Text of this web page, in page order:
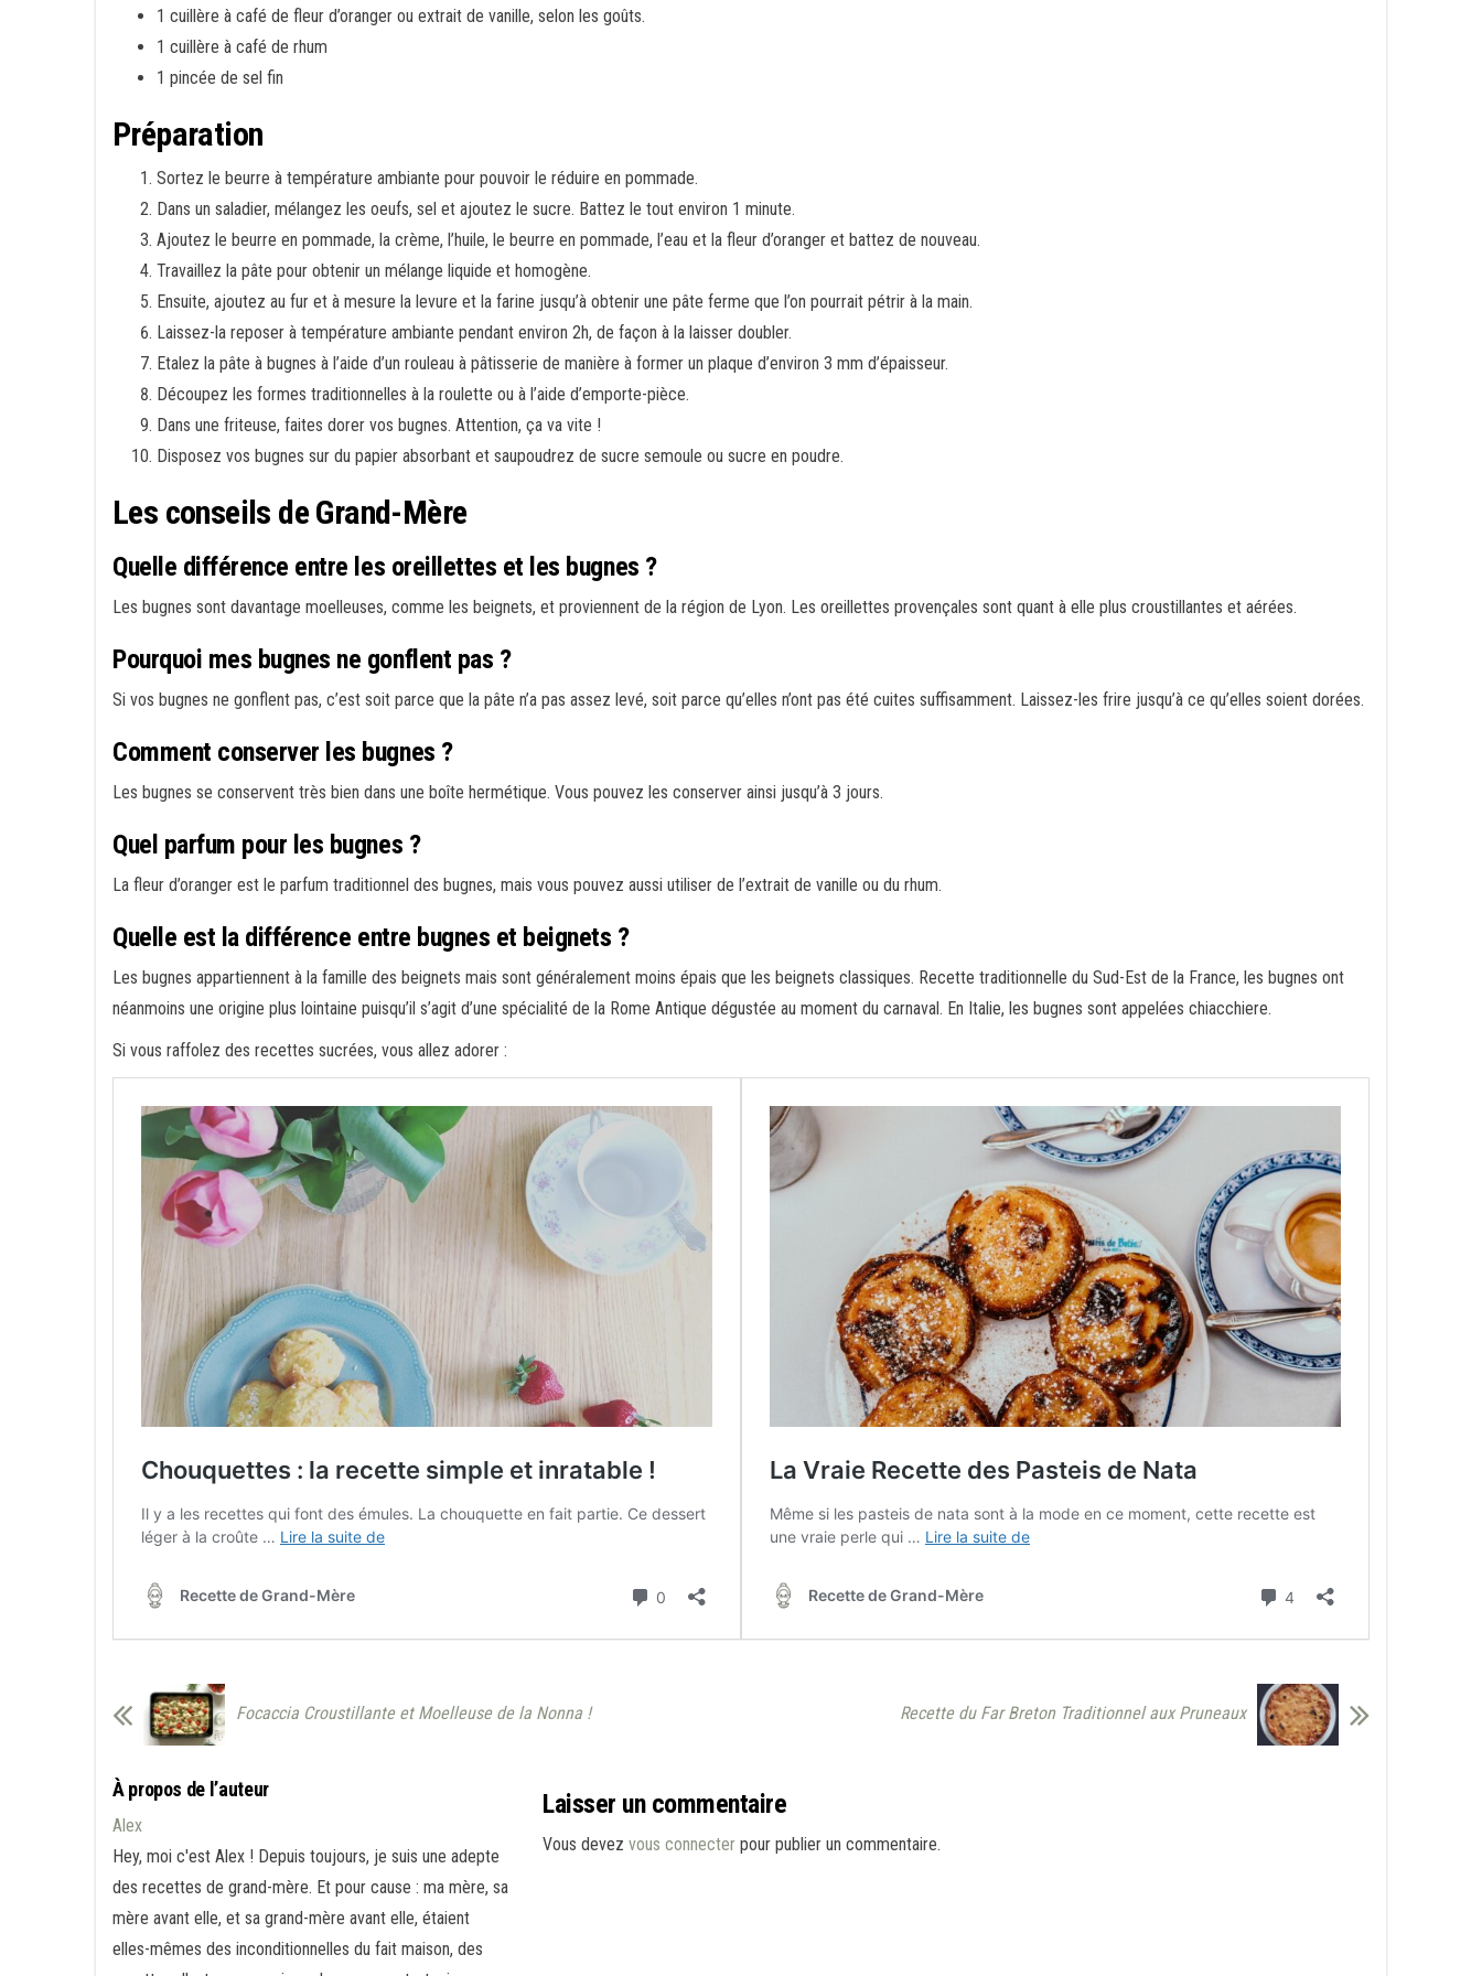
1 cuillère à café de fleur d’oranger ou extrait de vanille, selon les goûts.
1 cuillère à café de rhum
1 pincée de sel fin
Préparation
Sortez le beurre à température ambiante pour pouvoir le réduire en pommade.
Dans un saladier, mélangez les oeufs, sel et ajoutez le sucre. Battez le tout environ 1 minute.
Ajoutez le beurre en pommade, la crème, l’huile, le beurre en pommade, l’eau et la fleur d’oranger et battez de nouveau.
Travaillez la pâte pour obtenir un mélange liquide et homogène.
Ensuite, ajoutez au fur et à mesure la levure et la farine jusqu’à obtenir une pâte ferme que l’on pourrait pétrir à la main.
Laissez-la reposer à température ambiante pendant environ 2h, de façon à la laisser doubler.
Etalez la pâte à bugnes à l’aide d’un rouleau à pâtisserie de manière à former un plaque d’environ 3 mm d’épaisseur.
Découpez les formes traditionnelles à la roulette ou à l’aide d’emporte-pièce.
Dans une friteuse, faites dorer vos bugnes. Attention, ça va vite !
Disposez vos bugnes sur du papier absorbant et saupoudrez de sucre semoule ou sucre en poudre.
Les conseils de Grand-Mère
Quelle différence entre les oreillettes et les bugnes ?
Les bugnes sont davantage moelleuses, comme les beignets, et proviennent de la région de Lyon. Les oreillettes provençales sont quant à elle plus croustillantes et aérées.
Pourquoi mes bugnes ne gonflent pas ?
Si vos bugnes ne gonflent pas, c’est soit parce que la pâte n’a pas assez levé, soit parce qu’elles n’ont pas été cuites suffisamment. Laissez-les frire jusqu’à ce qu’elles soient dorées.
Comment conserver les bugnes ?
Les bugnes se conservent très bien dans une boîte hermétique. Vous pouvez les conserver ainsi jusqu’à 3 jours.
Quel parfum pour les bugnes ?
La fleur d’oranger est le parfum traditionnel des bugnes, mais vous pouvez aussi utiliser de l’extrait de vanille ou du rhum.
Quelle est la différence entre bugnes et beignets ?
Les bugnes appartiennent à la famille des beignets mais sont généralement moins épais que les beignets classiques. Recette traditionnelle du Sud-Est de la France, les bugnes ont
néanmoins une origine plus lointaine puisqu’il s’agit d’une spécialité de la Rome Antique dégustée au moment du carnaval. En Italie, les bugnes sont appelées chiacchiere.
Si vous raffolez des recettes sucrées, vous allez adorer :
Focaccia Croustillante et Moelleuse de la Nonna ! Recette du Far Breton Traditionnel aux Pruneaux
À propos de l’auteur
Alex
Hey, moi c'est Alex ! Depuis toujours, je suis une adepte
des recettes de grand-mère. Et pour cause : ma mère, sa
mère avant elle, et sa grand-mère avant elle, étaient
elles-mêmes des inconditionnelles du fait maison, des
Laisser un commentaire
Vous devez vous connecter pour publier un commentaire.